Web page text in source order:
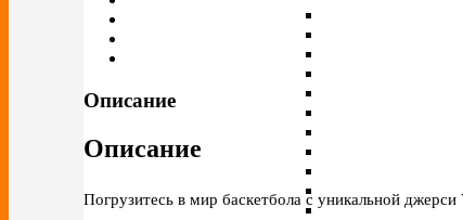
Описание
Описание
Погрузитесь в мир баскетбола с уникальной